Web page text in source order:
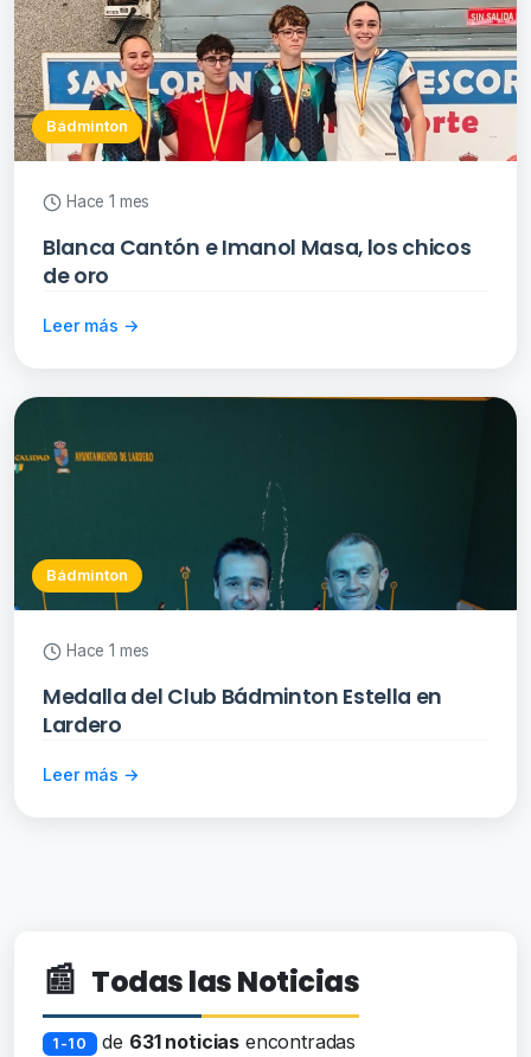
Bádminton
Hace 1 mes
Blanca Cantón e Imanol Masa, los chicos
de oro
Leer más →
Bádminton
Hace 1 mes
Medalla del Club Bádminton Estella en
Lardero
Leer más →
📰 Todas las Noticias
1-10 de 631 noticias encontradas